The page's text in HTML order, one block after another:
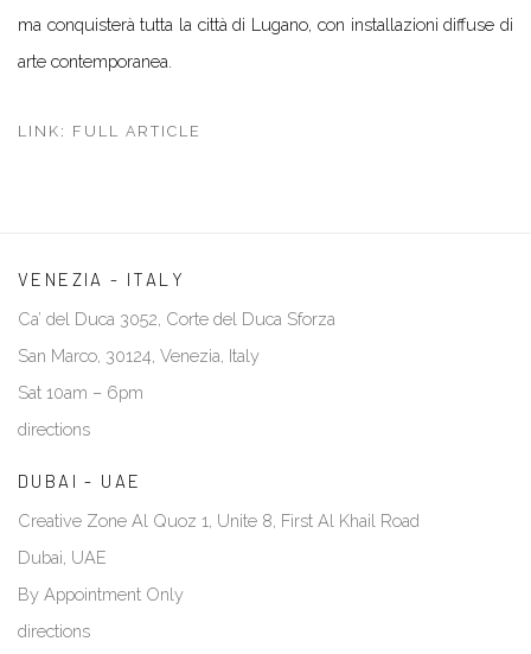
ma conquisterà tutta la città di Lugano, con installazioni diffuse di
arte contemporanea.
LINK: FULL ARTICLE
VENEZIA - ITALY
Ca’ del Duca 3052, Corte del Duca Sforza
San Marco, 30124, Venezia, Italy
Sat 10am – 6pm
directions
DUBAI - UAE
Creative Zone Al Quoz 1, Unite 8, First Al Khail Road
Dubai, UAE
By Appointment Only
directions